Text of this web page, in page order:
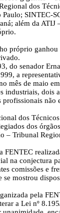
dos
SINTEC-
além da
próprio
do senador
a
mês de maio
industriais, dois
profissionais
dos
dos
– Tribunal
FENTEC
na conjectura
comissões e
mostrou
pela
a Lei nº